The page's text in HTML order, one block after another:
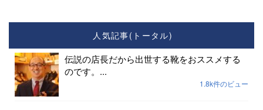
人気記事(トータル)
伝説の店長だから出世する靴をおススメする
のです。...
1.8k件のビュー